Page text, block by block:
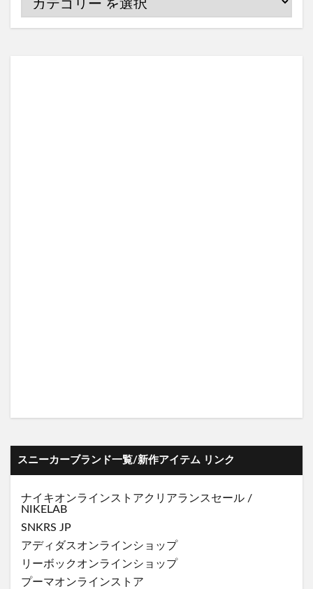
スニーカーブランド一覧/新作アイテム リンク
ナイキオンラインストアクリアランスセール /
NIKELAB
SNKRS JP
アディダスオンラインショップ
リーボックオンラインショップ
プーマオンラインストア